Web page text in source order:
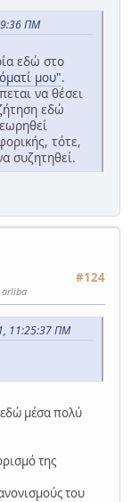
ΠΜ
εδώ στο
µου".
να θέσει
εδώ
τότε,
συζητηθεί.
#124
arliba
11:25:37 ΠΜ
εδώ μέσα πολύ
της
του